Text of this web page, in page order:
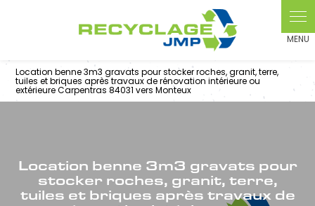
Location benne 3m3 gravats pour stocker roches, granit, terre,
tuiles et briques après travaux de rénovation intérieure ou
extérieure Carpentras 84031 vers Monteux
Location benne 3m3 gravats pour
stocker roches, granit, terre,
tuiles et briques après travaux de